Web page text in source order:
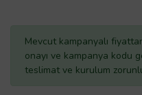
Mevcut kampanyalı
onayı ve kampanya kodu
teslimat ve kurulum